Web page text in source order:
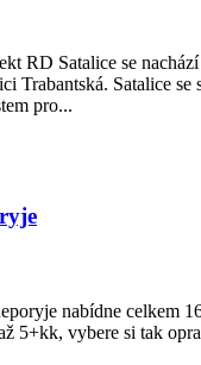
RD Satalice se
Trabantská. Satalice se
pro...
nabídne celkem
5+kk, vybere si tak